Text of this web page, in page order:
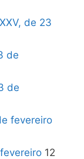
de 23
de
de
fevereiro
12